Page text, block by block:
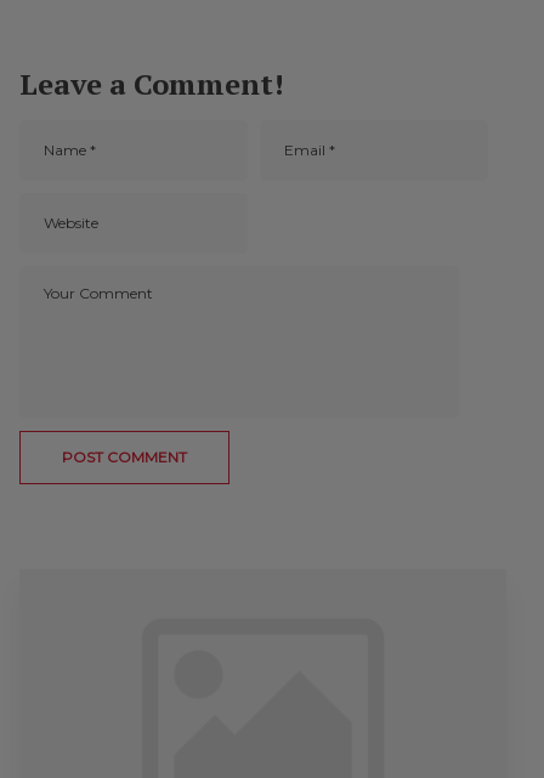
Leave a Comment!